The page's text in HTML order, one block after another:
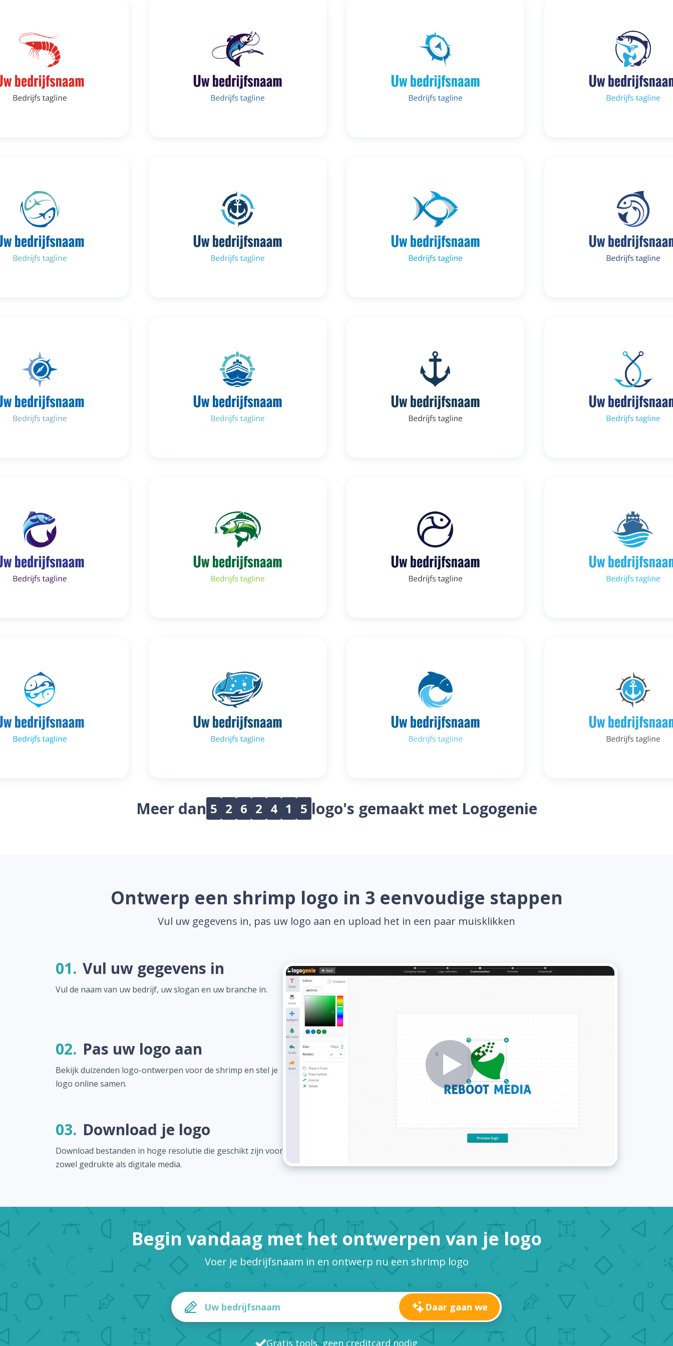
Meer dan 5 2 6 2 4 1 5 logo's gemaakt met Logogenie
Ontwerp een shrimp logo in 3 eenvoudige stappen
Vul uw gegevens in, pas uw logo aan en upload het in een paar muisklikken
01. Vul uw gegevens in
Vul de naam van uw bedrijf, uw slogan en uw branche in.
02. Pas uw logo aan
Bekijk duizenden logo-ontwerpen voor de shrimp en stel je
logo online samen.
03. Download je logo
Download bestanden in hoge resolutie die geschikt zijn voor
zowel gedrukte als digitale media.
Begin vandaag met het ontwerpen van je logo
Voer je bedrijfsnaam in en ontwerp nu een shrimp logo
Daar gaan we
Gratis tools, geen creditcard nodig